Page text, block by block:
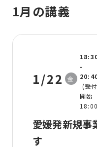
1月の講義
1/22 金
-
(受付
開始
愛媛発新規事
す